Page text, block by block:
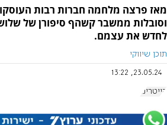
מאז פרצה מלחמה חברות רבות
וסובלות ממשבר קשהף סיפורן של
לחדש את עצמם.
תוכן שיווקי
23.05.24, 13:22
קייטרינג